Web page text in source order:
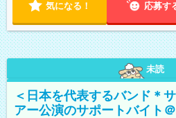
気になる！ 応募す
未読
＜日本を代表するバンド＊
アー公演のサポートバイト